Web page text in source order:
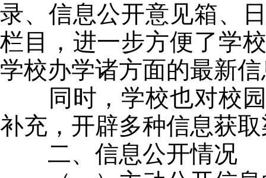
录、信息公开意见箱、
栏目，进一步方便了学
学校办学诸方面的最新
同时，学校也对校园
补充，开辟多种信息获
二、信息公开情况